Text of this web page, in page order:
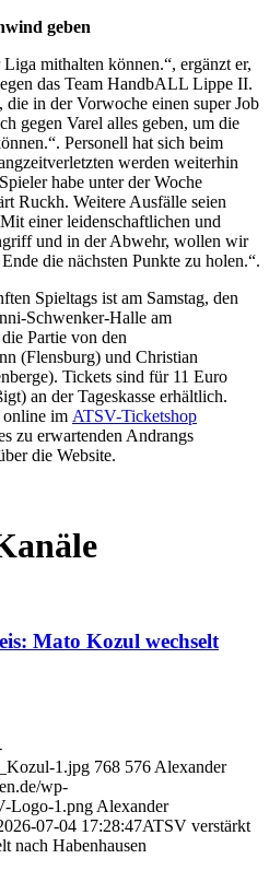
geben
mithalten können.“, ergänzt er,
das Team HandbALL Lippe II.
die in der Vorwoche einen super Job
gegen Varel alles geben, um die
Personell hat sich beim
werden weiterhin
habe unter der Woche
Ruckh. Weitere Ausfälle seien
einer leidenschaftlichen und
und in der Abwehr, wollen wir
die nächsten Punkte zu holen.“.
Spieltags ist am Samstag, den
Schwenker-Halle am
Partie von den
(Flensburg) und Christian
Tickets sind für 11 Euro
an der Tageskasse erhältlich.
online im ATSV-Ticketshop
zu erwartenden Andrangs
die Website.
Mato Kozul wechselt
1.jpg 768 576 Alexander
wp-
Logo-1.png Alexander
07-04 17:28:47ATSV verstärkt
nach Habenhausen